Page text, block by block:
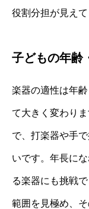
役割分担が見えて
子どもの年齢
楽器の適性は年
て大きく変わり
で、打楽器や手
いです。年長に
る楽器にも挑戦
範囲を見極め、